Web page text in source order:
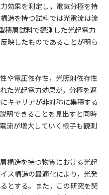
効果を測定し，電気分極を持
造を持つ試料では光電流は流
積層試料で観測した光起電力
映したものであることが明ら
や電圧依存性，光照射依存性
た光起電力効果が，分極を遮
キャリアが非対称に集積する
明できることを見出すと同時
流が増大していく様子も観測
構造を持つ物質における光起
ス構造の最適化により，光発
とする。また，この研究を契